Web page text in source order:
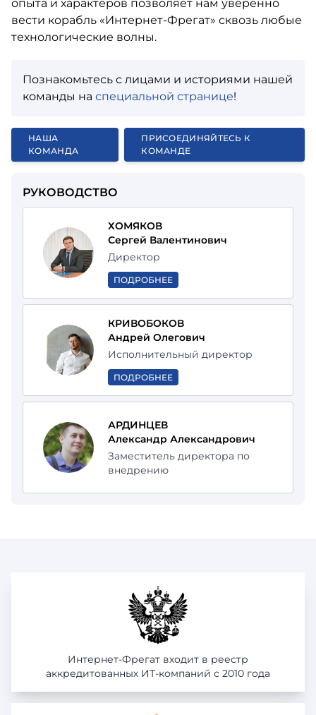
опыта и характеров позволяет нам уверенно
вести корабль «Интернет-Фрегат» сквозь любые
технологические волны.
Познакомьтесь с лицами и историями нашей
команды на специальной странице!
НАША
КОМАНДА
ПРИСОЕДИНЯЙТЕСЬ К
КОМАНДЕ
РУКОВОДСТВО
ХОМЯКОВ
Сергей Валентинович
Директор
ПОДРОБНЕЕ
КРИВОБОКОВ
Андрей Олегович
Исполнительный директор
ПОДРОБНЕЕ
АРДИНЦЕВ
Александр Александрович
Заместитель директора по
внедрению
Интернет-Фрегат входит в реестр
аккредитованных ИТ-компаний с 2010 года